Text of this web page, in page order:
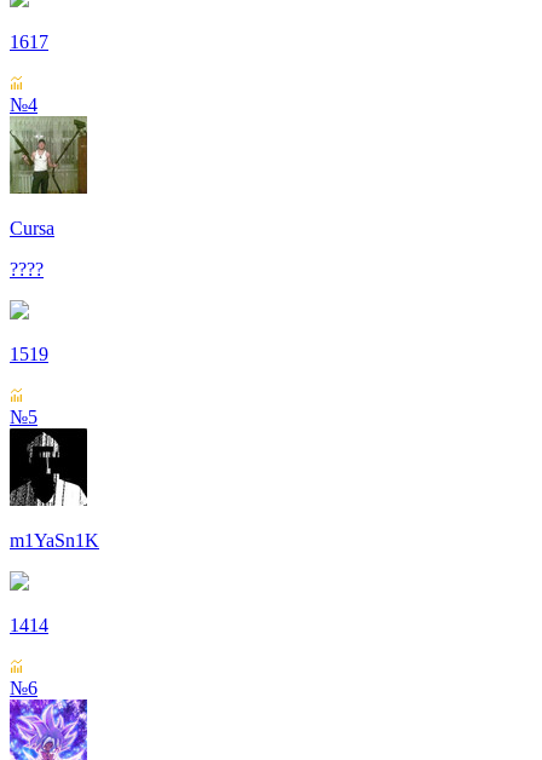
1617
№4
Cursa
????
1519
№5
m1YaSn1K
1414
№6